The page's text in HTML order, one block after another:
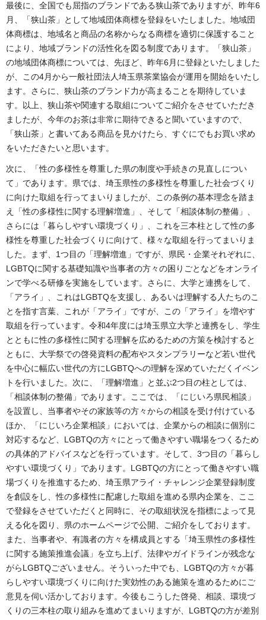
最後に、全国でも屈指のブランドである狭山茶でありますが、昨年6
月、「狭山茶」として地域団体商標を登録をいたしました。地域団
体商標は、地域名と商品の名称からなる商標を適切に保護すること
により、地域ブランドの活性化を図る制度であります。「狭山茶」
の地域団体商標については、先ほど、昨年6月に登録といたしました
が、この4月から一般社団法人埼玉県茶業協会が運用を開始をいたし
ます。さらに、狭山茶のブランド力が高まることを期待していま
す。以上、狭山茶や関連する取組についてご紹介をさせていただき
ましたが、今年のお茶は非常に期待できると聞いていますので、
「狭山茶」と書いてある商品を見かけたら、すぐにでもお買い求め
をいただきたいと思います。
次に、「性の多様性を尊重した県の制度や手続きの見直しについ
て」であります。県では、埼玉県性の多様性を尊重した社会づくり
に向けた取組を行ってまいりましたが、この条例の基本理念を踏ま
え「性の多様性に関する理解増進」、そして「相談体制の整備」、
さらには「暮らしやすい環境づくり」、これを三本柱として性の多
様性を尊重した社会づくりに向けて、様々な取組を行ってまいりま
した。まず、1つ目の「理解増進」ですが、県民・企業それぞれに、
LGBTQに関する基礎知識や当事者の方々の困りごとなどをオンライ
ンで学べる研修を実施をしています。さらに、大学と連携をして、
「アライ」、これはLGBTQを支援し、あるいは理解する人たちのこ
とを指す言葉、これが「アライ」ですが、この「アライ」を増やす
取組を行っています。令和4年度には埼玉県立大学と連携をし、学生
とともに性の多様性に関する理解を広めるための方策を検討すると
ともに、大学祭での啓発資料の配布やスタンプラリーなど若い世代
を中心に幅広い世代の方にLGBTQへの理解を深めていただくイベン
トを行いました。次に、「理解増進」と並ぶ2つ目の柱としては、
「相談体制の整備」であります。ここでは、「にじいろ県民相談」
を設置し、当事者やその家族等の方々からの相談を受け付けている
ほか、「にじいろ企業相談」においては、企業からの相談に個別に
対応するなど、LGBTQの方々にとって働きやすい職場をつくるため
の具体的アドバイスなどを行っています。そして、3つ目の「暮らし
やすい環境づくり」であります。LGBTQの方にとって働きやすい職
場づくりを推進するため、埼玉県アライ・チャレンジ企業登録制度
を創設をし、性の多様性に配慮した取組を進める県内企業を、ここ
で登録をさせていただくと同時に、その取組状況を指標によって見
える化を図り、県のホームページで公開、ご紹介をしております。
また、当事者や、有識者の方々を構成員とする「埼玉県性の多様性
に関する施策推進会議」を立ち上げ、法律やガイドラインが残念な
がらLGBTQございません。そういった中でも、LGBTQの方々が暮
らしやすい環境づくりに向けた実効性のある施策を進めるためにご
意見を伺い活かしております。今後もこうした啓発、相談、環境づ
くりの三本柱の取り組みを進めてまいりますが、LGBTQの方が差別